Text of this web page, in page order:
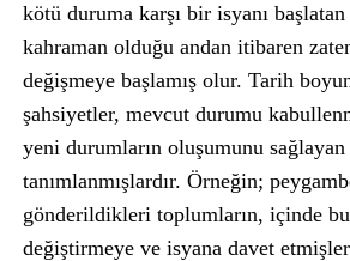
kötü duruma karşı bir isyanı
kahraman olduğu andan itibaren
değişmeye başlamış olur. Tarih
şahsiyetler, mevcut durumu
yeni durumların oluşumunu
tanımlanmışlardır. Örneğin;
gönderildikleri toplumların, içinde
değiştirmeye ve isyana davet